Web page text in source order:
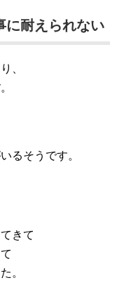
に耐えられない
、
。
るそうです。
きて
。